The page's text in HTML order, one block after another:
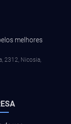
melhores
2312, Nicosia,